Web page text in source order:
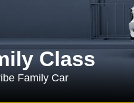
Class
Family Car